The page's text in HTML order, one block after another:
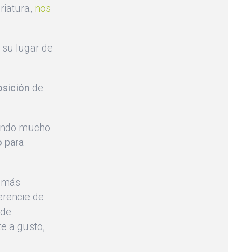
nos
lugar de
de
mucho
para
de
a gusto,